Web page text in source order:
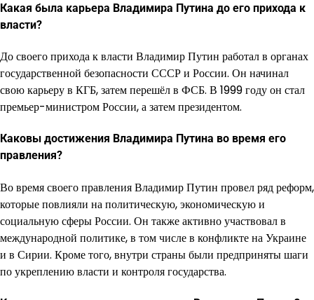
Какая была карьера Владимира Путина до его прихода к
власти?
До своего прихода к власти Владимир Путин работал в органах
государственной безопасности СССР и России. Он начинал
свою карьеру в КГБ, затем перешёл в ФСБ. В 1999 году он стал
премьер-министром России, а затем президентом.
Каковы достижения Владимира Путина во время его
правления?
Во время своего правления Владимир Путин провел ряд реформ,
которые повлияли на политическую, экономическую и
социальную сферы России. Он также активно участвовал в
международной политике, в том числе в конфликте на Украине
и в Сирии. Кроме того, внутри страны были предприняты шаги
по укреплению власти и контроля государства.